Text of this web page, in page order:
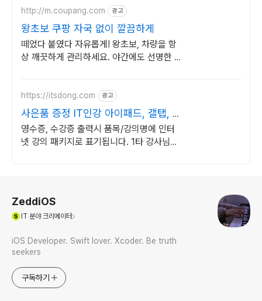
http://m.coupang.com 광고
왕초보 쿠팡 자국 없이 깔끔하게
떼었다 붙였다 자유롭게! 왕초보, 차량을 항
상 깨끗하게 관리하세요. 야간에도 선명한 차
https://itsdong.com 광고
사은품 증정 IT인강 아이패드, 갤탭, 노
트북 등
영수증, 수강증 출력시 품목/강의명에 인터
넷 강의 패키지로 표기됩니다. 1타 강사님의
ZeddiOS
IT 분야 크리에이터
iOS Developer. Swift lover. Xcoder. Be truth
seekers
구독하기